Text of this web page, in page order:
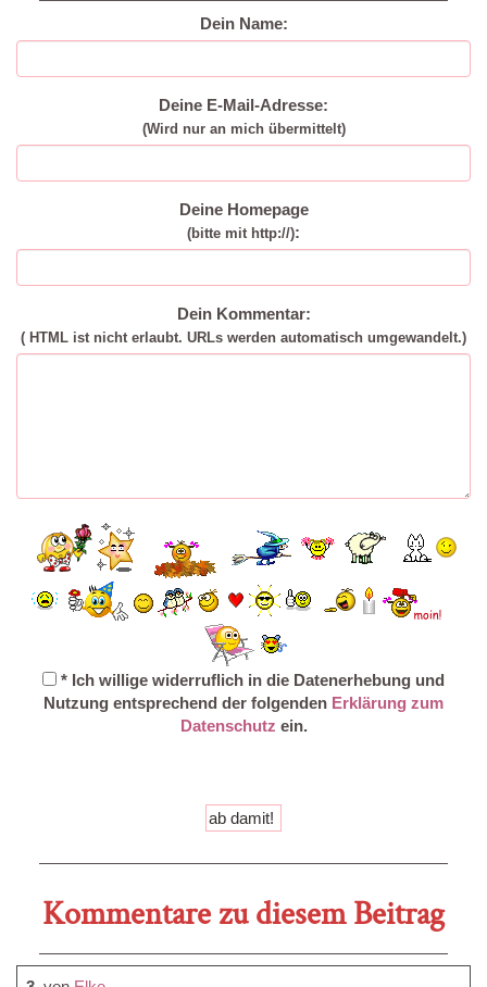
Dein Name:
Deine E-Mail-Adresse:
(Wird nur an mich übermittelt)
Deine Homepage
(bitte mit http://):
Dein Kommentar:
( HTML ist nicht erlaubt. URLs werden automatisch umgewandelt.)
* Ich willige widerruflich in die Datenerhebung und
Nutzung entsprechend der folgenden Erklärung zum
Datenschutz ein.
Kommentare zu diesem Beitrag